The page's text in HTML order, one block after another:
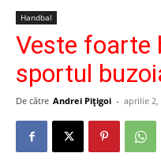
Handbal
Veste foarte
sportul
De către Andrei Pițigoi - aprilie 2,